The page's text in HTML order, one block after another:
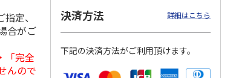
定、
合がご
「完全
んので
決済方法 詳細はこちら
下記の決済方法がご利用頂けます。